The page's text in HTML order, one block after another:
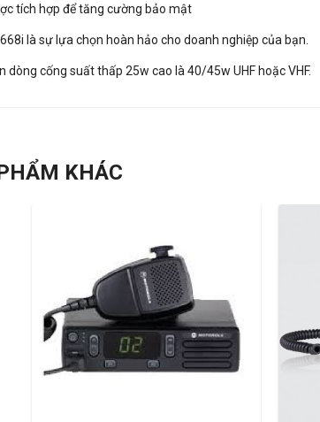
tích hợp để tăng cường bảo mật
là sự lựa chọn hoàn hảo cho doanh nghiệp của bạn.
dòng cống suất thấp 25w cao là 40/45w UHF hoặc VHF.
KHÁC